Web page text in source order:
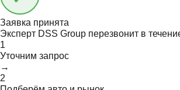
Заявка принята
Эксперт DSS Group перезвонит в
1
Уточним запрос
→
2